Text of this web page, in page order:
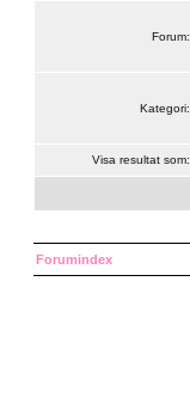
Forum:
Kategori:
Visa resultat som:
Forumindex